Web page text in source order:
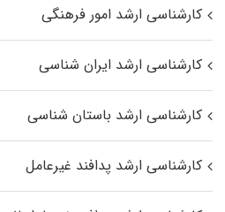
کارشناسی ارشد امور فرهنگی
کارشناسی ارشد ایران شناسی
کارشناسی ارشد باستان شناسی
کارشناسی ارشد پدافند غیرعامل